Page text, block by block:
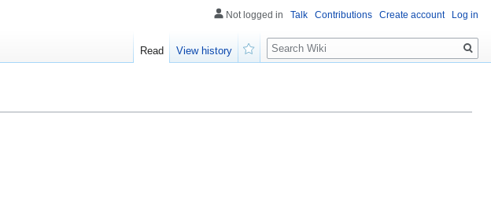
Not logged in Talk Contributions Create account Log in
Read
View history
Search